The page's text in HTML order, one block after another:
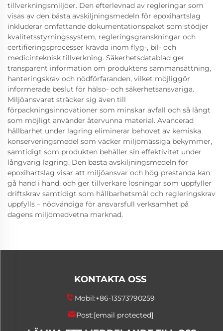
tillverkningsmiljöer. Den efterlevnad av regleringar som
visas av den bästa avskiljningsmedeln för epoxihartslag
inkluderar omfattande dokumentationspaket som stödjer
kvalitetsstyrningssystem, regleringsgranskningar och
certifieringsprocesser krävda inom flyg-, bil- och
medicinteknisk tillverkning. Säkerhetsdatablad ger
transparent information om produktens sammansättning,
hanteringskrav och nödförfaranden, vilket möjliggör
informerade beslut för hälso- och säkerhetsansvariga.
Miljöansvaret sträcker sig även till
förpackningsinnovationer som minskar avfall och så långt
som möjligt använder återvunna material. Avancerad
hållbarhet under lagring eliminerar behovet av kemiska
konserveringsmedel som väcker miljömässiga bekymmer,
samtidigt som produkten behåller sin effektivitet under
långvarig lagring. Den bästa avskiljningsmedeln för
epoxihartslag visar att miljöansvar och hög prestanda kan
gå hand i hand, och ger tillverkare lösningar som uppfyller
driftskrav samtidigt som hållbarhetsmål och regleringskrav
uppfylls – nödvändiga för ansvarsfull verksamhet på
dagens miljömedvetna marknad.
KONTAKTA OSS
Mobil:+86-13573790259
Post:[email protected]